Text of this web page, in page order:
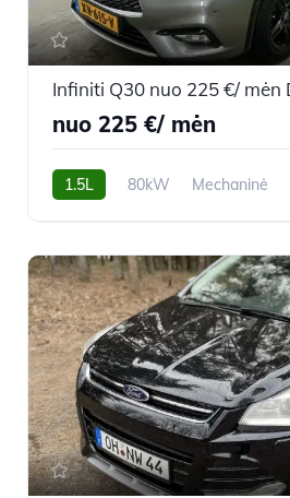
nuo 225 €/ mėn
1.5L 80kW Mechaninė